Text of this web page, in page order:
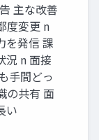
主な改善
度変更 n
を発信 課
況 n 面接
手間どっ
の共有 面
い